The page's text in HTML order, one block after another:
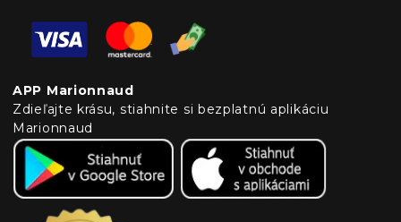
APP Marionnaud
Zdieľajte krásu, stiahnite si bezplatnú aplikáciu
Marionnaud